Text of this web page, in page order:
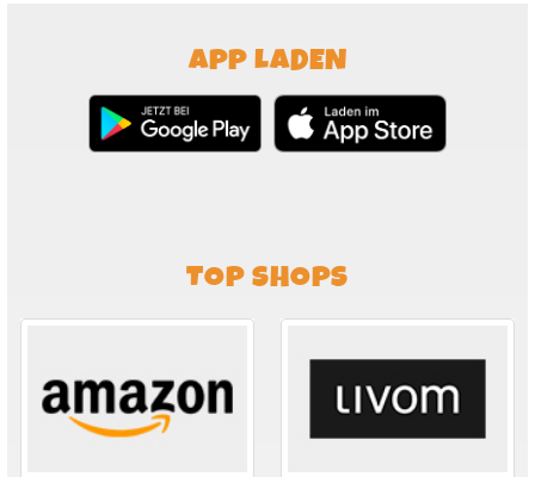
APP LADEN
TOP SHOPS